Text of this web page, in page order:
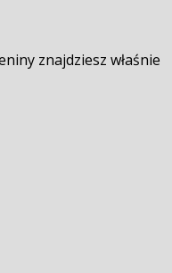
znajdziesz właśnie